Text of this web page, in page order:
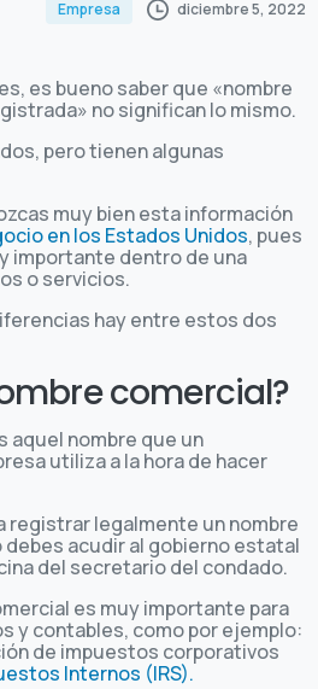
Empresa diciembre 5, 2022
es bueno saber que «nombre
no significan lo mismo.
pero tienen algunas
muy bien esta información
en los Estados Unidos, pues
importante dentro de una
o servicios.
hay entre estos dos
comercial?
aquel nombre que un
utiliza a la hora de hacer
registrar legalmente un nombre
debes acudir al gobierno estatal
del secretario del condado.
es muy importante para
y contables, como por ejemplo:
de impuestos corporativos
Internos (IRS).